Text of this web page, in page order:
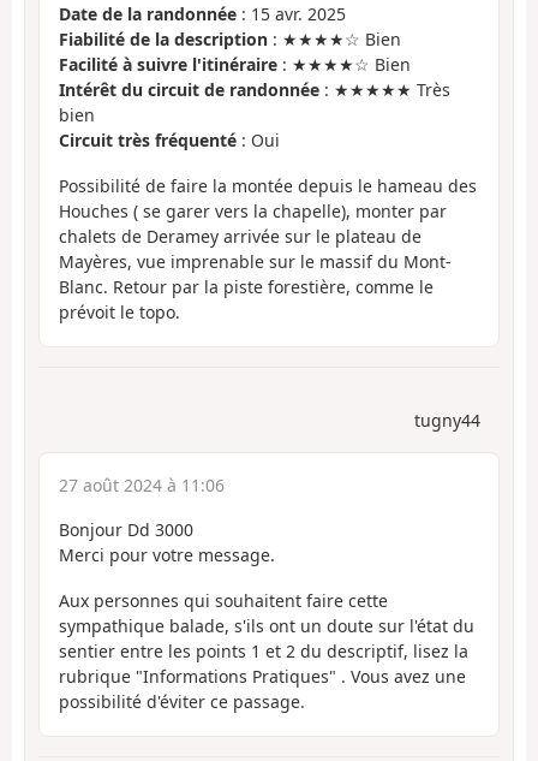
Date de la randonnée : 15 avr. 2025
Fiabilité de la description : ★★★★☆ Bien
Facilité à suivre l'itinéraire : ★★★★☆ Bien
Intérêt du circuit de randonnée : ★★★★★ Très
bien
Circuit très fréquenté : Oui
Possibilité de faire la montée depuis le hameau des
Houches ( se garer vers la chapelle), monter par
chalets de Deramey arrivée sur le plateau de
Mayères, vue imprenable sur le massif du Mont-
Blanc. Retour par la piste forestière, comme le
prévoit le topo.
tugny44
27 août 2024 à 11:06
Bonjour Dd 3000
Merci pour votre message.
Aux personnes qui souhaitent faire cette
sympathique balade, s'ils ont un doute sur l'état du
sentier entre les points 1 et 2 du descriptif, lisez la
rubrique "Informations Pratiques" . Vous avez une
possibilité d'éviter ce passage.